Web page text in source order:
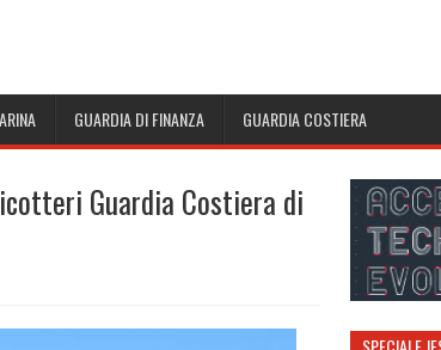
GUARDIA DI FINANZA GUARDIA COSTIERA
Guardia Costiera di